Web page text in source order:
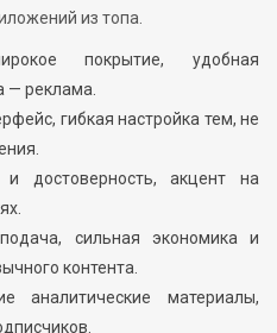
из топа.
покрытие, удобная
— реклама.
гибкая настройка тем, не
и достоверность, акцент на
сильная экономика и
контента.
аналитические материалы,